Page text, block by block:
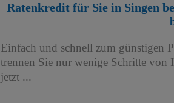
Ratenkredit für Sie in Singen
Einfach und schnell zum günstigen
trennen Sie nur wenige Schritte von
jetzt ...